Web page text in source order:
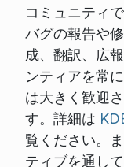
コミュニティ
バグの報告や
成、翻訳、広
ンティアを常
は大きく歓迎
す。詳細は
覧ください。ま
ティブを通し